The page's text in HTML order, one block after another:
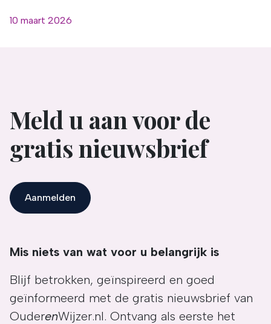
10 maart 2026
Meld u aan voor de
gratis nieuwsbrief
Aanmelden
Mis niets van wat voor u belangrijk is
Blijf betrokken, geïnspireerd en goed
geïnformeerd met de gratis nieuwsbrief van
OuderenWijzer.nl. Ontvang als eerste het